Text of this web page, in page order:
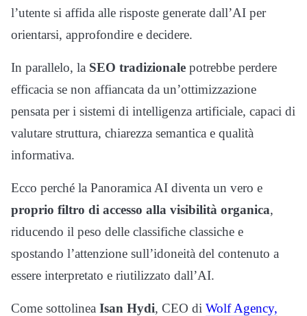
l’utente si affida alle risposte generate dall’AI per
orientarsi, approfondire e decidere.
In parallelo, la SEO tradizionale potrebbe perdere
efficacia se non affiancata da un’ottimizzazione
pensata per i sistemi di intelligenza artificiale, capaci di
valutare struttura, chiarezza semantica e qualità
informativa.
Ecco perché la Panoramica AI diventa un vero e
proprio filtro di accesso alla visibilità organica,
riducendo il peso delle classifiche classiche e
spostando l’attenzione sull’idoneità del contenuto a
essere interpretato e riutilizzato dall’AI.
Come sottolinea Isan Hydi, CEO di Wolf Agency,